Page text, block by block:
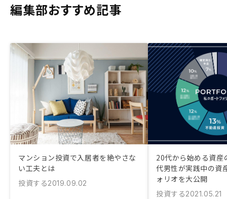
編集部おすすめ記事
マンション投資で入居者を絶やさな
い工夫とは
投資する2019.09.02
20代から始める資産
代男性が実践中の資
ォリオを大公開
投資する2021.05.21